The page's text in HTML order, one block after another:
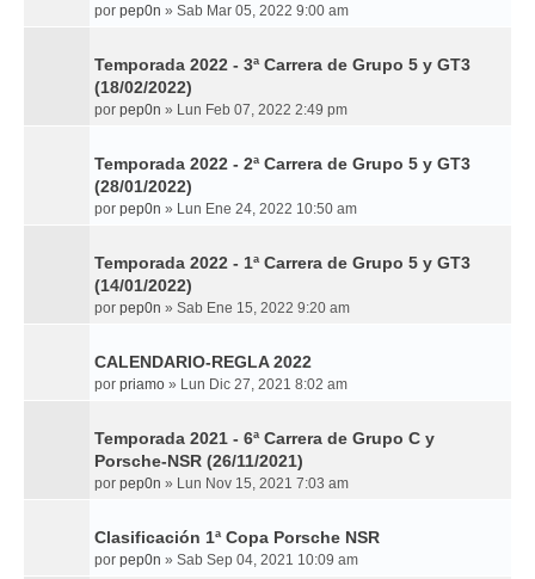
por pep0n » Sab Mar 05, 2022 9:00 am
Temporada 2022 - 3ª Carrera de Grupo 5 y GT3
(18/02/2022)
por pep0n » Lun Feb 07, 2022 2:49 pm
Temporada 2022 - 2ª Carrera de Grupo 5 y GT3
(28/01/2022)
por pep0n » Lun Ene 24, 2022 10:50 am
Temporada 2022 - 1ª Carrera de Grupo 5 y GT3
(14/01/2022)
por pep0n » Sab Ene 15, 2022 9:20 am
CALENDARIO-REGLA 2022
por priamo » Lun Dic 27, 2021 8:02 am
Temporada 2021 - 6ª Carrera de Grupo C y
Porsche-NSR (26/11/2021)
por pep0n » Lun Nov 15, 2021 7:03 am
Clasificación 1ª Copa Porsche NSR
por pep0n » Sab Sep 04, 2021 10:09 am